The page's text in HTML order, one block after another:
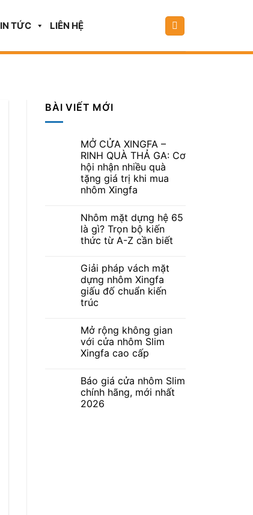
TỨC LIÊN HỆ
BÀI VIẾT MỚI
MỞ CỬA XINGFA –
RINH QUÀ THẢ GA: Cơ
hội nhận nhiều quà
tặng giá trị khi mua
nhôm Xingfa
Nhôm mặt dựng hệ 65
là gì? Trọn bộ kiến
thức từ A-Z cần biết
Giải pháp vách mặt
dựng nhôm Xingfa
giấu đố chuẩn kiến
trúc
Mở rộng không gian
với cửa nhôm Slim
Xingfa cao cấp
Báo giá cửa nhôm Slim
chính hãng, mới nhất
2026